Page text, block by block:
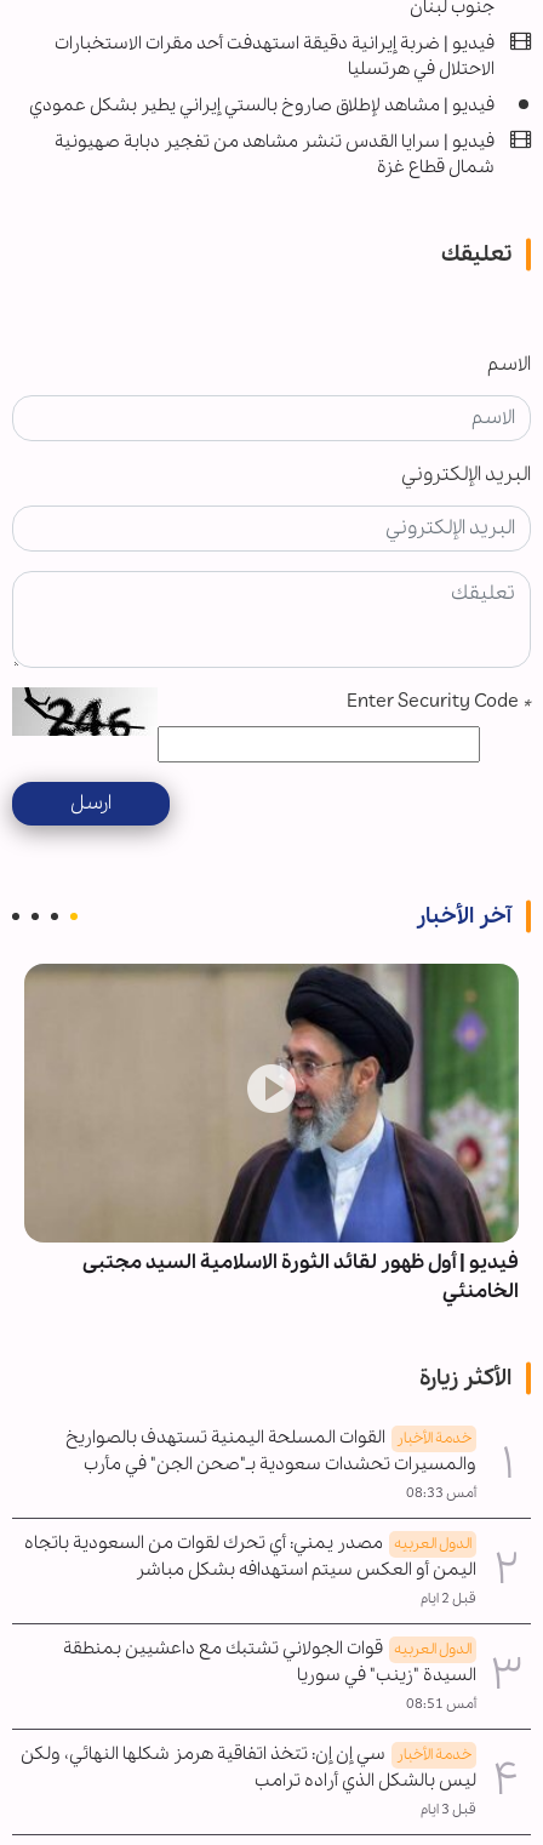
جنوب لبنان
فيديو | ضربة إيرانية دقيقة استهدفت أحد مقرات الاستخبارات
الاحتلال في هرتسليا
فيديو | مشاهد لإطلاق صاروخ بالستي إيراني يطير بشكل عمودي
فيديو | سرايا القدس تنشر مشاهد من تفجير دبابة صهيونية
شمال قطاع غزة
تعليقك
الاسم
البريد الإلكتروني
*
ارسل
آخر الأخبار
فيديو | أول ظهور لقائد الثورة الاسلامية السيد مجتبى
الخامنئي
الأكثر زيارة
خدمة الأخبار
القوات المسلحة اليمنية تستهدف بالصواريخ
والمسيرات تحشدات سعودية بـ"صحن الجن" في مأرب
أمس 08:33
الدول العربیه مصدر يمني: أي تحرك لقوات من السعودية باتجاه
اليمن أو العكس سيتم استهدافه بشكل مباشر
قبل 2 ايام
الدول العربیه قوات الجولاني تشتبك مع داعشيين بمنطقة
السيدة "زينب" في سوريا
أمس 08:51
خدمة الأخبار
سي إن إن: تتخذ اتفاقية هرمز شكلها النهائي، ولكن
ليس بالشكل الذي أراده ترامب
قبل 3 ايام